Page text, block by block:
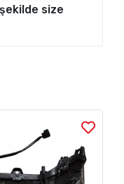
size